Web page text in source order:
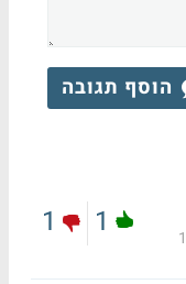
הוסף תגובה
1
1